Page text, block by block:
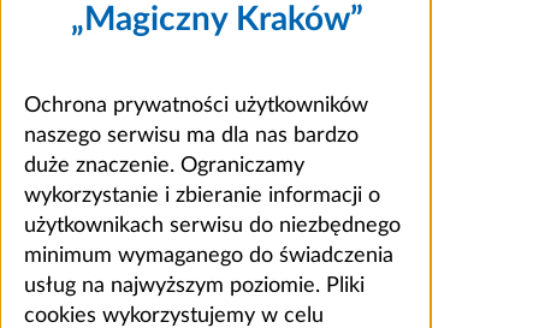
„Magiczny Kraków”
Ochrona prywatności użytkowników
naszego serwisu ma dla nas bardzo
duże znaczenie. Ograniczamy
wykorzystanie i zbieranie informacji o
użytkownikach serwisu do niezbędnego
minimum wymaganego do świadczenia
usług na najwyższym poziomie. Pliki
cookies wykorzystujemy w celu